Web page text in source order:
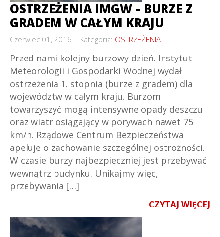
OSTRZEŻENIA IMGW – BURZE Z
GRADEM W CAŁYM KRAJU
Czerwiec 01, 2016 Kategoria: OSTRZEŻENIA
Przed nami kolejny burzowy dzień. Instytut
Meteorologii i Gospodarki Wodnej wydał
ostrzeżenia 1. stopnia (burze z gradem) dla
województw w całym kraju. Burzom
towarzyszyć mogą intensywne opady deszczu
oraz wiatr osiągający w porywach nawet 75
km/h. Rządowe Centrum Bezpieczeństwa
apeluje o zachowanie szczególnej ostrożności.
W czasie burzy najbezpieczniej jest przebywać
wewnątrz budynku. Unikajmy więc,
przebywania […]
CZYTAJ WIĘCEJ